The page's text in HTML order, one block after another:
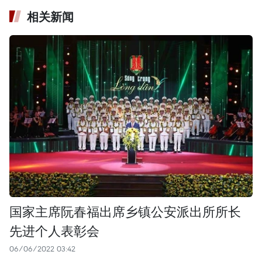
相关新闻
国家主席阮春福出席乡镇公安派出所所长
先进个人表彰会
06/06/2022 03:42